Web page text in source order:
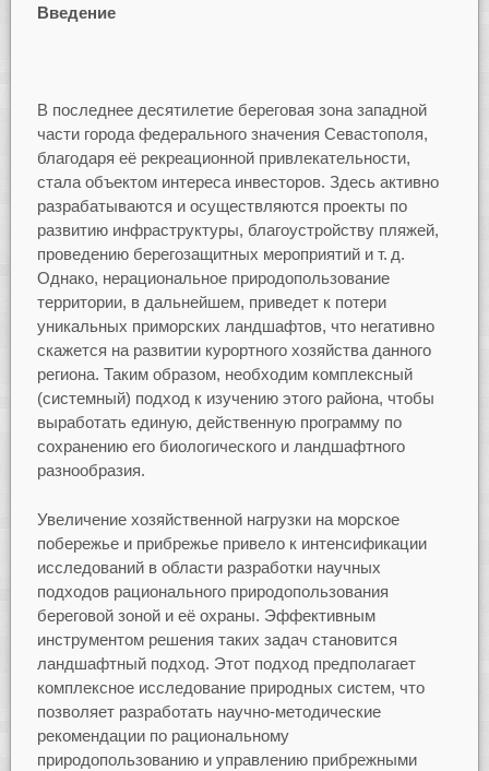
Введение
В последнее десятилетие береговая зона западной
части города федерального значения Севастополя,
благодаря её рекреационной привлекательности,
стала объектом интереса инвесторов. Здесь активно
разрабатываются и осуществляются проекты по
развитию инфраструктуры, благоустройству пляжей,
проведению берегозащитных мероприятий и т. д.
Однако, нерациональное природопользование
территории, в дальнейшем, приведет к потери
уникальных приморских ландшафтов, что негативно
скажется на развитии курортного хозяйства данного
региона. Таким образом, необходим комплексный
(системный) подход к изучению этого района, чтобы
выработать единую, действенную программу по
сохранению его биологического и ландшафтного
разнообразия.
Увеличение хозяйственной нагрузки на морское
побережье и прибрежье привело к интенсификации
исследований в области разработки научных
подходов рационального природопользования
береговой зоной и её охраны. Эффективным
инструментом решения таких задач становится
ландшафтный подход. Этот подход предполагает
комплексное исследование природных систем, что
позволяет разработать научно-методические
рекомендации по рациональному
природопользованию и управлению прибрежными